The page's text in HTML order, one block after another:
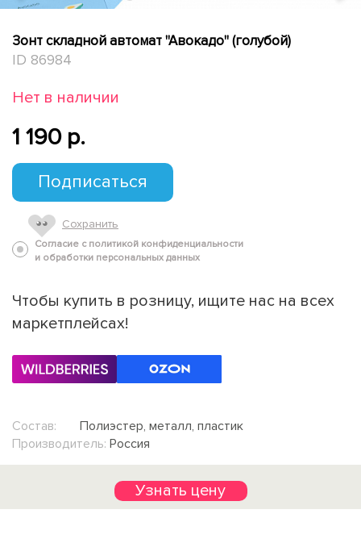
Зонт складной автомат "Авокадо" (голубой)
ID 86984
Нет в наличии
1 190 p.
Подписаться
Сохранить
Согласие с политикой конфиденциальности
и обработки персональных данных
Чтобы купить в розницу, ищите нас на всех
маркетплейсах!
Состав:
Полиэстер, металл, пластик
Производитель: Россия
Узнать цену